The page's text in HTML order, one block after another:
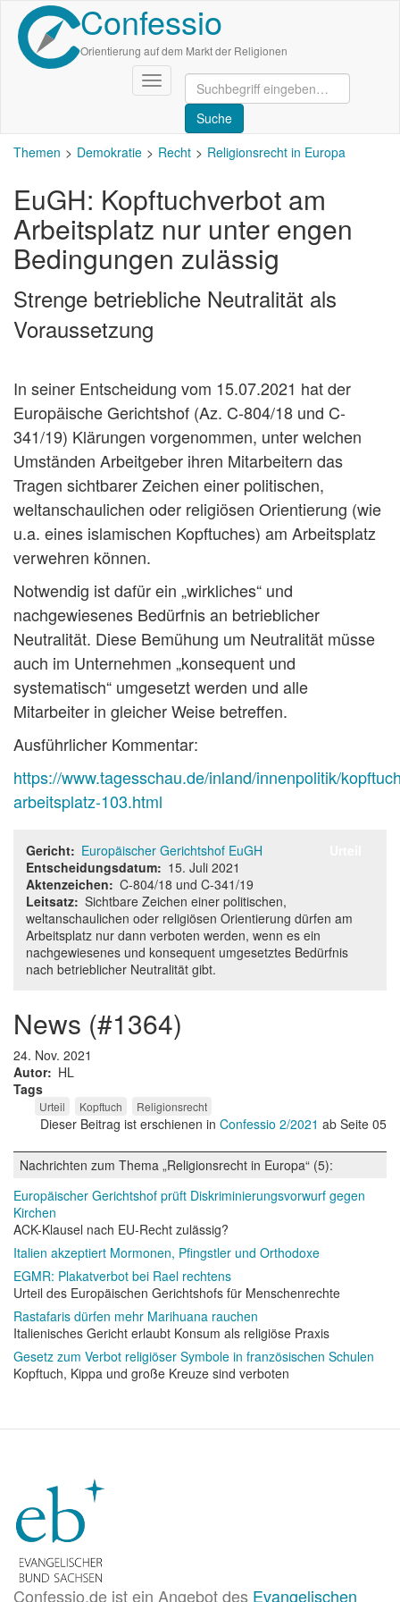
Direkt
zum
Inhalt
Confessio
Orientierung auf dem Markt der Religionen
Navigation
aktivieren/deaktivieren
Themen Demokratie Recht Religionsrecht in Europa
EuGH: Kopftuchverbot am
Arbeitsplatz nur unter engen
Bedingungen zulässig
Strenge betriebliche Neutralität als
Voraussetzung
In seiner Entscheidung vom 15.07.2021 hat der
Europäische Gerichtshof (Az. C-804/18 und C-
341/19) Klärungen vorgenommen, unter welchen
Umständen Arbeitgeber ihren Mitarbeitern das
Tragen sichtbarer Zeichen einer politischen,
weltanschaulichen oder religiösen Orientierung (wie
u.a. eines islamischen Kopftuches) am Arbeitsplatz
verwehren können.
Notwendig ist dafür ein „wirkliches“ und
nachgewiesenes Bedürfnis an betrieblicher
Neutralität. Diese Bemühung um Neutralität müsse
auch im Unternehmen „konsequent und
systematisch“ umgesetzt werden und alle
Mitarbeiter in gleicher Weise betreffen.
Ausführlicher Kommentar:
https://www.tagesschau.de/inland/innenpolitik/
arbeitsplatz-103.html
Gericht
Europäischer Gerichtshof EuGH
Entscheidungsdatum
15. Juli 2021
Aktenzeichen
C-804/18 und C-341/19
Leitsatz Sichtbare Zeichen einer politischen,
weltanschaulichen oder religiösen Orientierung dürfen am
Arbeitsplatz nur dann verboten werden, wenn es ein
nachgewiesenes und konsequent umgesetztes Bedürfnis
nach betrieblicher Neutralität gibt.
news (#1364)
24. Nov. 2021
Autor
HL
Tags
Urteil Kopftuch Religionsrecht
Dieser Beitrag ist erschienen in Confessio 2/2021 ab Seite 05
Nachrichten zum Thema „Religionsrecht in Europa“ (5):
Europäischer Gerichtshof prüft Diskriminierungsvorwurf gegen
Kirchen
ACK-Klausel nach EU-Recht zulässig?
Italien akzeptiert Mormonen, Pfingstler und Orthodoxe
EGMR: Plakatverbot bei Rael rechtens
Urteil des Europäischen Gerichtshofs für Menschenrechte
Rastafaris dürfen mehr Marihuana rauchen
Italienisches Gericht erlaubt Konsum als religiöse Praxis
Gesetz zum Verbot religiöser Symbole in französischen Schulen
Kopftuch, Kippa und große Kreuze sind verboten
Confessio.de ist ein Angebot des Evangelischen